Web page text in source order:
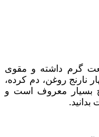
گرم داشته و مقوی
نارنج روغن، دم کرده،
بسیار معروف است و